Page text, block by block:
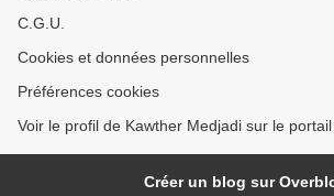
C.G.U.
Cookies et données personnelles
Préférences cookies
Voir le profil de Kawther Medjadi sur le
Créer un blog sur